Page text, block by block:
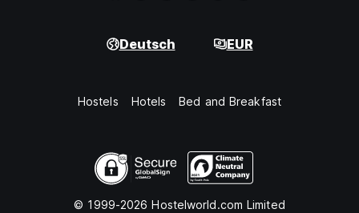
Deutsch EUR
Hostels Hotels Bed and Breakfast
© 1999-2026 Hostelworld.com Limited